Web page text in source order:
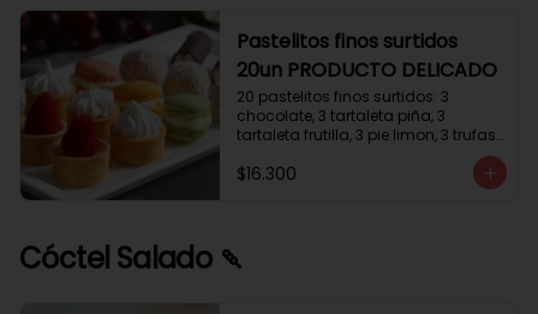
Relleno de crema de leche con
avellanas (15%) y decorado con
crocanti de avellanas.
Pastelitos finos surtidos
20un PRODUCTO DELICADO
20 pastelitos finos surtidos: 3
chocolate, 3 tartaleta piña, 3
tartaleta frutilla, 3 pie limon, 3 trufas
crema, 2 macarrones
$16.300
Cóctel Salado 🍡